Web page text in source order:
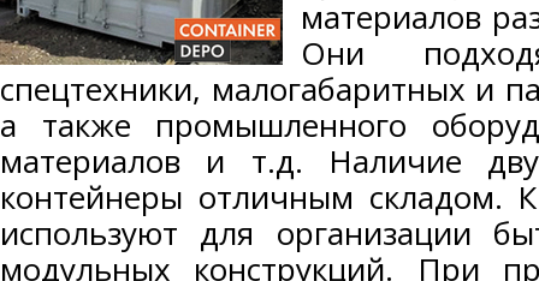
материалов
Они
спецтехники, малогабаритных и
а также промышленного
материалов и т.д. Наличие
контейнеры отличным складом.
используют для организации
модульных конструкций. При